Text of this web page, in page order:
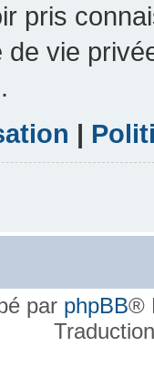
pris
de vie
|
par phpBB®